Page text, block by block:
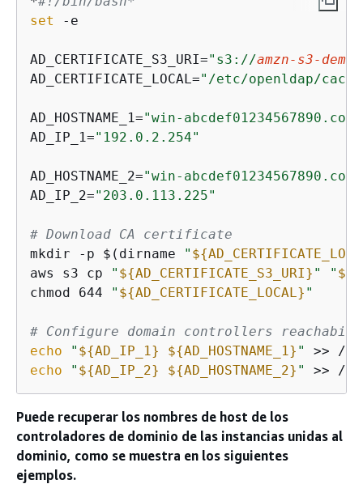
set
-e
AD_CERTIFICATE_S3_URI="s3://amzn-s3-
AD_CERTIFICATE_LOCAL="/etc/openldap/
AD_HOSTNAME_1="win-
AD_IP_1="192.0.2.254"
AD_HOSTNAME_2="win-
AD_IP_2="203.0.113.225"
# Download CA certificate
mkdir -p $(dirname
" ${
aws s3 cp
" ${AD_CERTIFICATE_S3_URI} " " $
chmod 644
" ${AD_CERTIFICATE_LOCAL} "
# Configure domain controllers
echo
" ${AD_IP_1} ${AD_HOSTNAME_1} "
echo
" ${AD_IP_2} ${AD_HOSTNAME_2} " >> /
Puede recuperar los nombres de host de los
controladores de dominio de las instancias unidas al
dominio, como se muestra en los siguientes
ejemplos.